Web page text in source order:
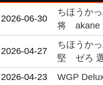
2026-06-30
ちほうか
将 akane
2026-04-27
ちほうか
堅 ゼろ
2026-04-23
WGP